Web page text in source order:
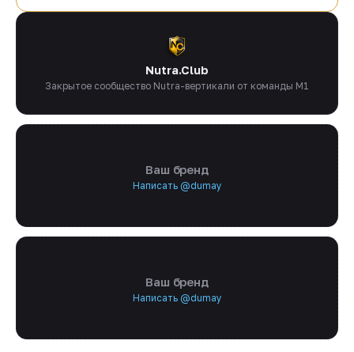
Nutra.Club
Закрытое сообщество Nutra-вертикали от команды M1
Ваш бренд
Написать @dumay
Ваш бренд
Написать @dumay